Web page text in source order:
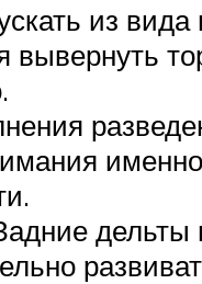
из
вывернуть
дельты